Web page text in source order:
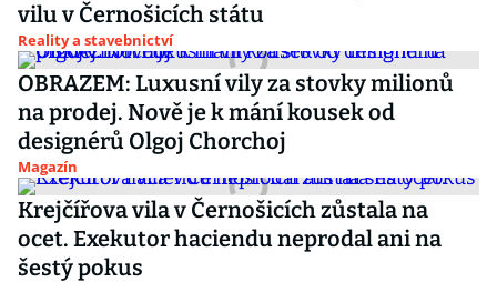
vilu v Černošicích státu
Reality a stavebnictví
OBRAZEM: Luxusní vily za stovky milionů
na prodej. Nově je k mání kousek od
designérů Olgoj Chorchoj
Magazín
Krejčířova vila v Černošicích zůstala na
ocet. Exekutor haciendu neprodal ani na
šestý pokus